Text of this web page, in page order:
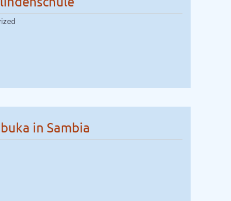
in Sambia